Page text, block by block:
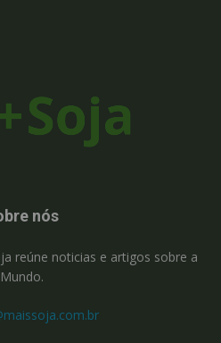
nós
reúne noticias e artigos sobre a